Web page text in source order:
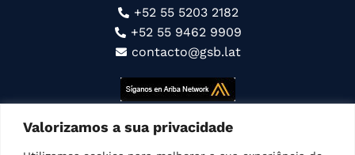
Valorizamos a sua privacidade
+52 55 5203 2182
+52 55 9462 9909
contacto@gsb.lat
Fazemos parte daConnect Americas